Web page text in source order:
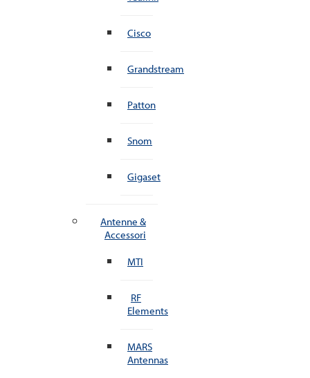
Cisco
Grandstream
Patton
Snom
Gigaset
Antenne &
Accessori
MTI
RF
Elements
MARS
Antennas